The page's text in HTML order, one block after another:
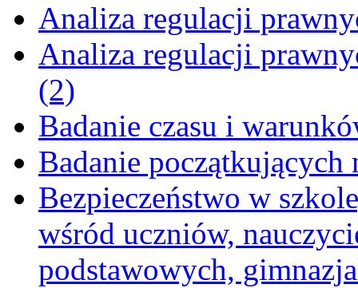
Analiza regulacji
Analiza regulacji
(2)
Badanie czasu i
Badanie początkujących
Bezpieczeństwo w
wśród uczniów,
podstawowych,